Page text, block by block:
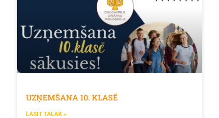
UZŅEMŠANA 10. KLASĒ
LASĪT TĀLĀK »